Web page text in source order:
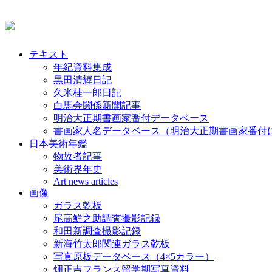
テキスト
年紀資料集成
黒田清輝日記
久米桂一郎日記
白馬会関係新聞記事
明治大正期書画家番付データベース
書画家人名データベース（明治大正期書画家番付
日本美術年鑑
物故者記事
美術界年史
Art news articles
画像
ガラス乾板
尾高鮮之助調査撮影記録
和田新調査撮影記録
新海竹太郎関連ガラス乾板
写真原板データベース（4×5カラー）
畑正吉フランス留学期写真資料